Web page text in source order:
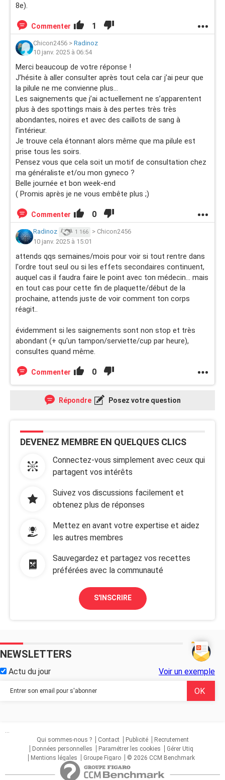
8e).
Commenter 1
Chicon2456 > Radinoz
10 janv. 2025 à 06:54
Merci beaucoup de votre réponse !
J’hésite à aller consulter après tout cela car j’ai peur que
la pilule ne me convienne plus…
Les saignements que j’ai actuellement ne s’apparentent
plus à des spottings mais à des pertes très très
abondantes, noires et avec des caillots de sang à
l’intérieur.
Je trouve cela étonnant alors même que ma pilule est
prise tous les soirs.
Pensez vous que cela soit un motif de consultation chez
ma généraliste et/ou mon gyneco ?
Belle journée et bon week-end
( Promis après je ne vous embête plus ;)
Commenter 0
Radinoz 1 166 > Chicon2456
10 janv. 2025 à 15:01
attends qqs semaines/mois pour voir si tout rentre dans
l'ordre tout seul ou si les effets secondaires continuent,
auquel cas il faudra faire le point avec ton médecin... mais
en tout cas pour cette fin de plaquette/début de la
prochaine, attends juste de voir comment ton corps
réagit..
évidemment si les saignements sont non stop et très
abondant (+ qu'un tampon/serviette/cup par heure),
consultes quand même.
Commenter 0
Répondre Posez votre question
DEVENEZ MEMBRE EN QUELQUES CLICS
Connectez-vous simplement avec ceux qui
partagent vos intérêts
Suivez vos discussions facilement et
obtenez plus de réponses
Mettez en avant votre expertise et aidez
les autres membres
Sauvegardez et partagez vos recettes
préférées avec la communauté
S'INSCRIRE
NEWSLETTERS
Actu du jour Voir un exemple
...
Qui sommes-nous ?
Contact Publicité
Recrutement
Données personnelles
Paramétrer les cookies
Gérer Utiq
Mentions légales
Groupe Figaro © 2026 CCM Benchmark